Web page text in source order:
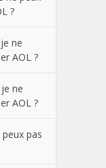
?
ne
AOL ?
ne
AOL ?
pas